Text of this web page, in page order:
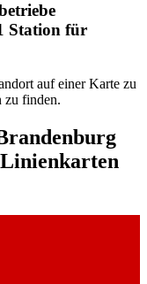
Station für
auf einer Karte zu
zu finden.